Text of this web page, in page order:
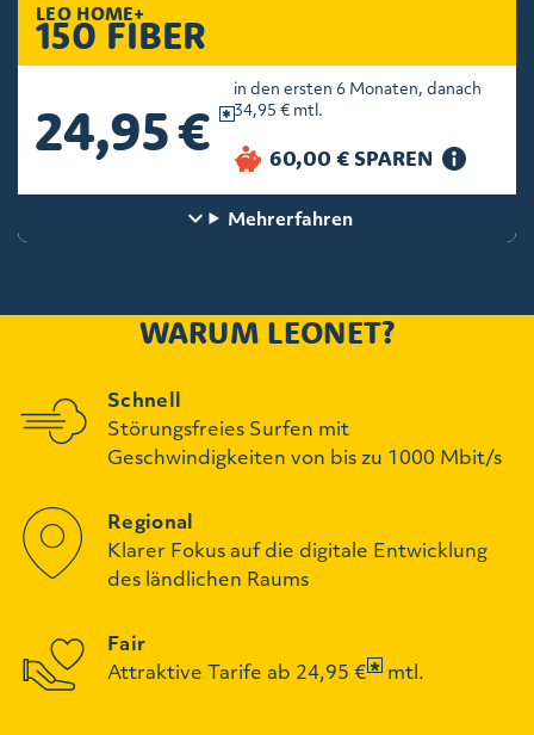
LEO HOME+
150 FIBER
24,95 €
in den ersten 6 Monaten, danach
34,95 € mtl.
Mehrerfahren
WARUM LEONET?
Schnell
Störungsfreies Surfen mit
Geschwindigkeiten von bis zu 1000 Mbit/s
Regional
Klarer Fokus auf die digitale Entwicklung
des ländlichen Raums
Fair
Attraktive Tarife ab 24,95 €
mtl.